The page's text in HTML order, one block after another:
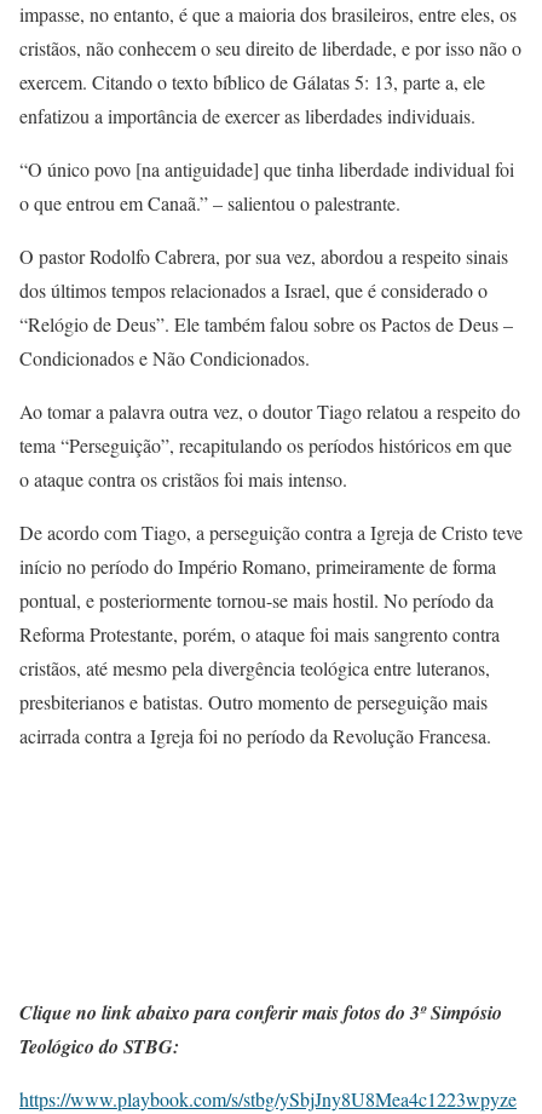
impasse, no entanto, é que a maioria dos brasileiros, entre eles, os
cristãos, não conhecem o seu direito de liberdade, e por isso não o
exercem. Citando o texto bíblico de Gálatas 5: 13, parte a, ele
enfatizou a importância de exercer as liberdades individuais.
“O único povo [na antiguidade] que tinha liberdade individual foi
o que entrou em Canaã.” – salientou o palestrante.
O pastor Rodolfo Cabrera, por sua vez, abordou a respeito sinais
dos últimos tempos relacionados a Israel, que é considerado o
“Relógio de Deus”. Ele também falou sobre os Pactos de Deus –
Condicionados e Não Condicionados.
Ao tomar a palavra outra vez, o doutor Tiago relatou a respeito do
tema “Perseguição”, recapitulando os períodos históricos em que
o ataque contra os cristãos foi mais intenso.
De acordo com Tiago, a perseguição contra a Igreja de Cristo teve
início no período do Império Romano, primeiramente de forma
pontual, e posteriormente tornou-se mais hostil. No período da
Reforma Protestante, porém, o ataque foi mais sangrento contra
cristãos, até mesmo pela divergência teológica entre luteranos,
presbiterianos e batistas. Outro momento de perseguição mais
acirrada contra a Igreja foi no período da Revolução Francesa.
Clique no link abaixo para conferir mais fotos do 3º Simpósio
Teológico do STBG:
https://www.playbook.com/s/stbg/ySbjJny8U8Mea4c1223wpyze